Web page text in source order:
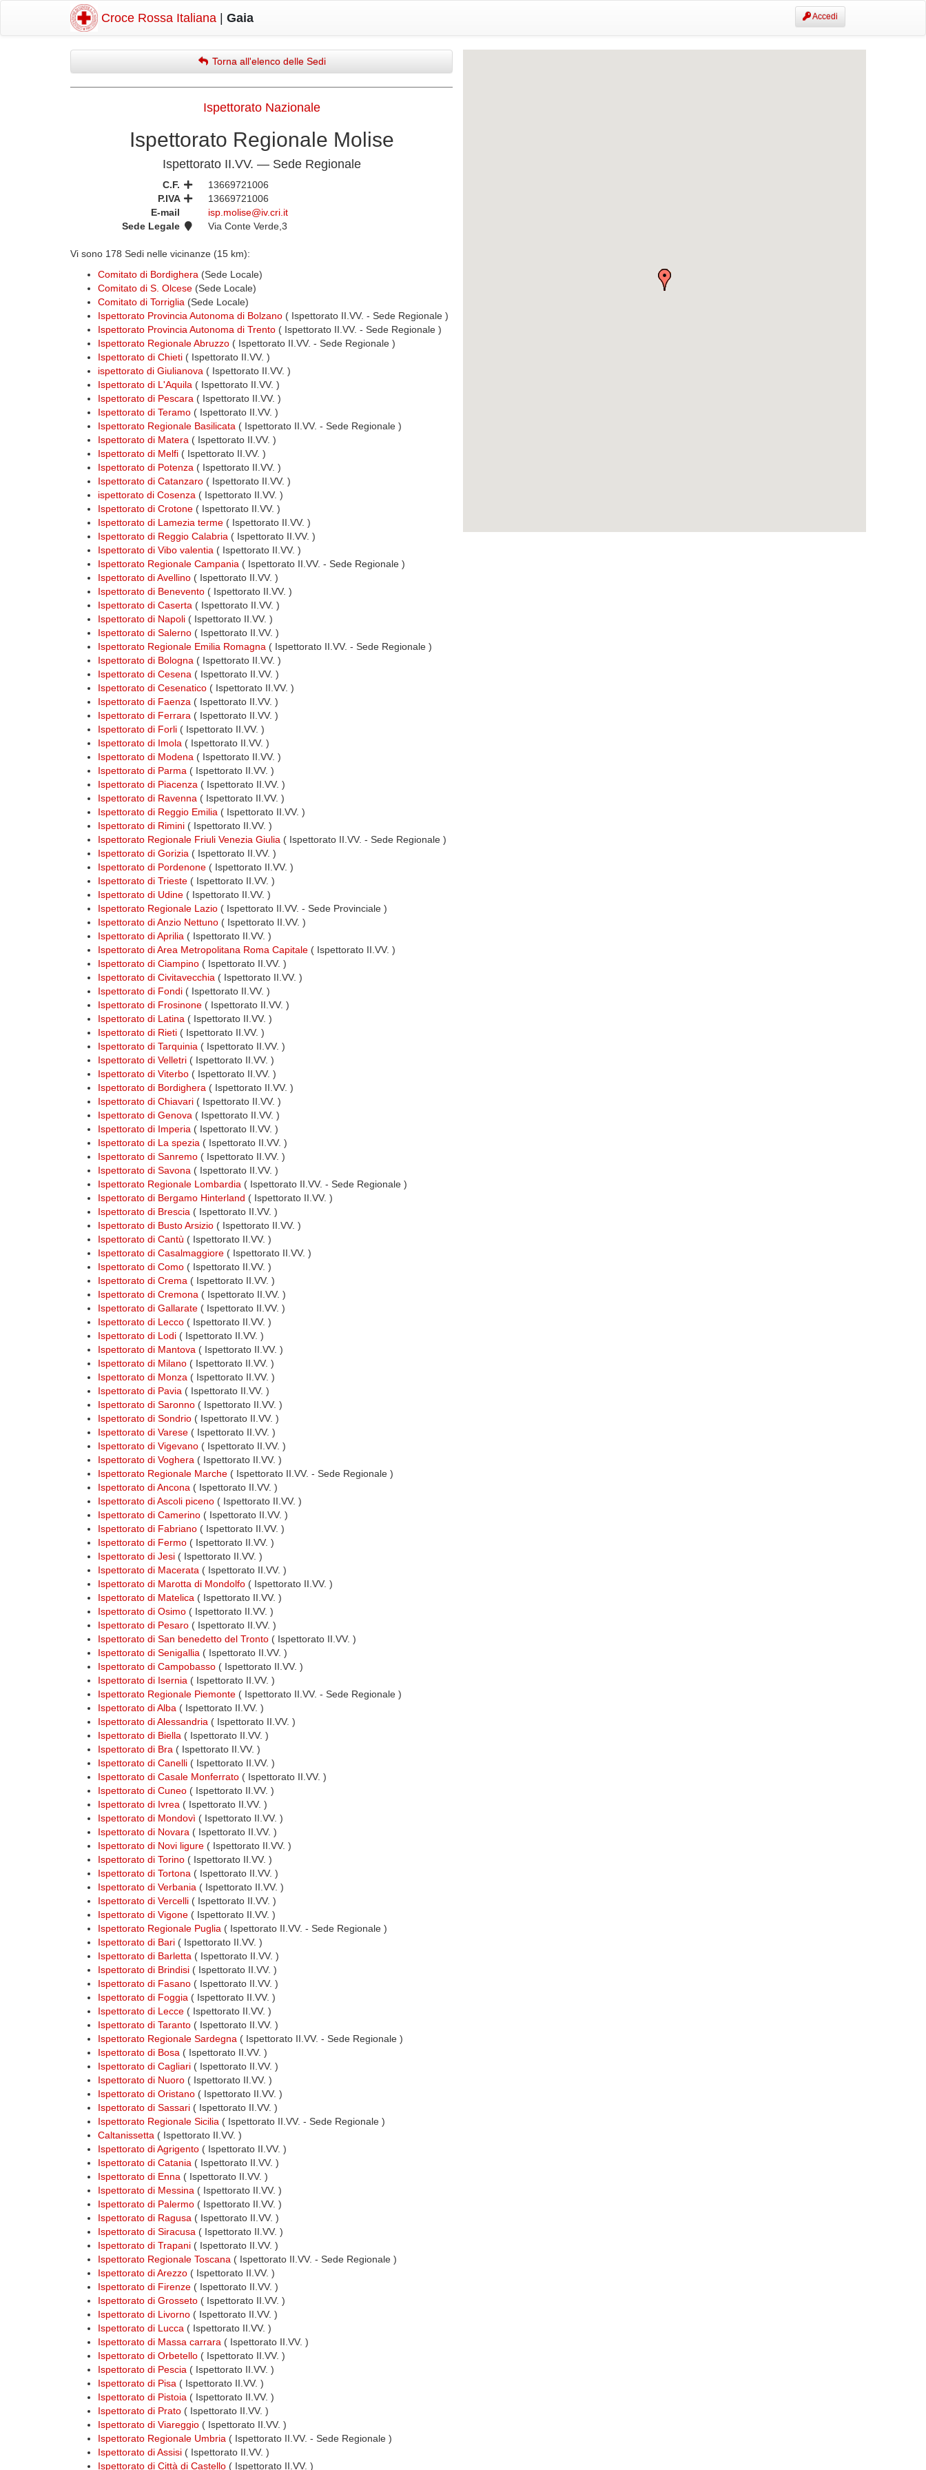
Croce Rossa Italiana Gaia Accedi
Torna all'elenco delle Sedi
Ispettorato Nazionale
Ispettorato Regionale Molise
Ispettorato II.VV. — Sede Regionale
C.F.
13669721006
P.IVA
13669721006
E-mail
isp.molise@iv.cri.it
Sede Legale
Via Conte Verde,3
Vi sono 178 Sedi nelle vicinanze (15 km):
Comitato di Bordighera (Sede Locale)
Comitato di S. Olcese (Sede Locale)
Comitato di Torriglia (Sede Locale)
Ispettorato Provincia Autonoma di Bolzano ( Ispettorato II.VV. - Sede Regionale )
Ispettorato Provincia Autonoma di Trento ( Ispettorato II.VV. - Sede Regionale )
Ispettorato Regionale Abruzzo ( Ispettorato II.VV. - Sede Regionale )
Ispettorato di Chieti ( Ispettorato II.VV. )
ispettorato di Giulianova ( Ispettorato II.VV. )
Ispettorato di L'Aquila ( Ispettorato II.VV. )
Ispettorato di Pescara ( Ispettorato II.VV. )
Ispettorato di Teramo ( Ispettorato II.VV. )
Ispettorato Regionale Basilicata ( Ispettorato II.VV. - Sede Regionale )
Ispettorato di Matera ( Ispettorato II.VV. )
Ispettorato di Melfi ( Ispettorato II.VV. )
Ispettorato di Potenza ( Ispettorato II.VV. )
Ispettorato di Catanzaro ( Ispettorato II.VV. )
ispettorato di Cosenza ( Ispettorato II.VV. )
Ispettorato di Crotone ( Ispettorato II.VV. )
Ispettorato di Lamezia terme ( Ispettorato II.VV. )
Ispettorato di Reggio Calabria ( Ispettorato II.VV. )
Ispettorato di Vibo valentia ( Ispettorato II.VV. )
Ispettorato Regionale Campania ( Ispettorato II.VV. - Sede Regionale )
Ispettorato di Avellino ( Ispettorato II.VV. )
Ispettorato di Benevento ( Ispettorato II.VV. )
Ispettorato di Caserta ( Ispettorato II.VV. )
Ispettorato di Napoli ( Ispettorato II.VV. )
Ispettorato di Salerno ( Ispettorato II.VV. )
Ispettorato Regionale Emilia Romagna ( Ispettorato II.VV. - Sede Regionale )
Ispettorato di Bologna ( Ispettorato II.VV. )
Ispettorato di Cesena ( Ispettorato II.VV. )
Ispettorato di Cesenatico ( Ispettorato II.VV. )
Ispettorato di Faenza ( Ispettorato II.VV. )
Ispettorato di Ferrara ( Ispettorato II.VV. )
Ispettorato di Forli ( Ispettorato II.VV. )
Ispettorato di Imola ( Ispettorato II.VV. )
Ispettorato di Modena ( Ispettorato II.VV. )
Ispettorato di Parma ( Ispettorato II.VV. )
Ispettorato di Piacenza ( Ispettorato II.VV. )
Ispettorato di Ravenna ( Ispettorato II.VV. )
Ispettorato di Reggio Emilia ( Ispettorato II.VV. )
Ispettorato di Rimini ( Ispettorato II.VV. )
Ispettorato Regionale Friuli Venezia Giulia ( Ispettorato II.VV. - Sede Regionale )
Ispettorato di Gorizia ( Ispettorato II.VV. )
Ispettorato di Pordenone ( Ispettorato II.VV. )
Ispettorato di Trieste ( Ispettorato II.VV. )
Ispettorato di Udine ( Ispettorato II.VV. )
Ispettorato Regionale Lazio ( Ispettorato II.VV. - Sede Provinciale )
Ispettorato di Anzio Nettuno ( Ispettorato II.VV. )
Ispettorato di Aprilia ( Ispettorato II.VV. )
Ispettorato di Area Metropolitana Roma Capitale ( Ispettorato II.VV. )
Ispettorato di Ciampino ( Ispettorato II.VV. )
Ispettorato di Civitavecchia ( Ispettorato II.VV. )
Ispettorato di Fondi ( Ispettorato II.VV. )
Ispettorato di Frosinone ( Ispettorato II.VV. )
Ispettorato di Latina ( Ispettorato II.VV. )
Ispettorato di Rieti ( Ispettorato II.VV. )
Ispettorato di Tarquinia ( Ispettorato II.VV. )
Ispettorato di Velletri ( Ispettorato II.VV. )
Ispettorato di Viterbo ( Ispettorato II.VV. )
Ispettorato di Bordighera ( Ispettorato II.VV. )
Ispettorato di Chiavari ( Ispettorato II.VV. )
Ispettorato di Genova ( Ispettorato II.VV. )
Ispettorato di Imperia ( Ispettorato II.VV. )
Ispettorato di La spezia ( Ispettorato II.VV. )
Ispettorato di Sanremo ( Ispettorato II.VV. )
Ispettorato di Savona ( Ispettorato II.VV. )
Ispettorato Regionale Lombardia ( Ispettorato II.VV. - Sede Regionale )
Ispettorato di Bergamo Hinterland ( Ispettorato II.VV. )
Ispettorato di Brescia ( Ispettorato II.VV. )
Ispettorato di Busto Arsizio ( Ispettorato II.VV. )
Ispettorato di Cantù ( Ispettorato II.VV. )
Ispettorato di Casalmaggiore ( Ispettorato II.VV. )
Ispettorato di Como ( Ispettorato II.VV. )
Ispettorato di Crema ( Ispettorato II.VV. )
Ispettorato di Cremona ( Ispettorato II.VV. )
Ispettorato di Gallarate ( Ispettorato II.VV. )
Ispettorato di Lecco ( Ispettorato II.VV. )
Ispettorato di Lodi ( Ispettorato II.VV. )
Ispettorato di Mantova ( Ispettorato II.VV. )
Ispettorato di Milano ( Ispettorato II.VV. )
Ispettorato di Monza ( Ispettorato II.VV. )
Ispettorato di Pavia ( Ispettorato II.VV. )
Ispettorato di Saronno ( Ispettorato II.VV. )
Ispettorato di Sondrio ( Ispettorato II.VV. )
Ispettorato di Varese ( Ispettorato II.VV. )
Ispettorato di Vigevano ( Ispettorato II.VV. )
Ispettorato di Voghera ( Ispettorato II.VV. )
Ispettorato Regionale Marche ( Ispettorato II.VV. - Sede Regionale )
Ispettorato di Ancona ( Ispettorato II.VV. )
Ispettorato di Ascoli piceno ( Ispettorato II.VV. )
Ispettorato di Camerino ( Ispettorato II.VV. )
Ispettorato di Fabriano ( Ispettorato II.VV. )
Ispettorato di Fermo ( Ispettorato II.VV. )
Ispettorato di Jesi ( Ispettorato II.VV. )
Ispettorato di Macerata ( Ispettorato II.VV. )
Ispettorato di Marotta di Mondolfo ( Ispettorato II.VV. )
Ispettorato di Matelica ( Ispettorato II.VV. )
Ispettorato di Osimo ( Ispettorato II.VV. )
Ispettorato di Pesaro ( Ispettorato II.VV. )
Ispettorato di San benedetto del Tronto ( Ispettorato II.VV. )
Ispettorato di Senigallia ( Ispettorato II.VV. )
Ispettorato di Campobasso ( Ispettorato II.VV. )
Ispettorato di Isernia ( Ispettorato II.VV. )
Ispettorato Regionale Piemonte ( Ispettorato II.VV. - Sede Regionale )
Ispettorato di Alba ( Ispettorato II.VV. )
Ispettorato di Alessandria ( Ispettorato II.VV. )
Ispettorato di Biella ( Ispettorato II.VV. )
Ispettorato di Bra ( Ispettorato II.VV. )
Ispettorato di Canelli ( Ispettorato II.VV. )
Ispettorato di Casale Monferrato ( Ispettorato II.VV. )
Ispettorato di Cuneo ( Ispettorato II.VV. )
Ispettorato di Ivrea ( Ispettorato II.VV. )
Ispettorato di Mondovì ( Ispettorato II.VV. )
Ispettorato di Novara ( Ispettorato II.VV. )
Ispettorato di Novi ligure ( Ispettorato II.VV. )
Ispettorato di Torino ( Ispettorato II.VV. )
Ispettorato di Tortona ( Ispettorato II.VV. )
Ispettorato di Verbania ( Ispettorato II.VV. )
Ispettorato di Vercelli ( Ispettorato II.VV. )
Ispettorato di Vigone ( Ispettorato II.VV. )
Ispettorato Regionale Puglia ( Ispettorato II.VV. - Sede Regionale )
Ispettorato di Bari ( Ispettorato II.VV. )
Ispettorato di Barletta ( Ispettorato II.VV. )
Ispettorato di Brindisi ( Ispettorato II.VV. )
Ispettorato di Fasano ( Ispettorato II.VV. )
Ispettorato di Foggia ( Ispettorato II.VV. )
Ispettorato di Lecce ( Ispettorato II.VV. )
Ispettorato di Taranto ( Ispettorato II.VV. )
Ispettorato Regionale Sardegna ( Ispettorato II.VV. - Sede Regionale )
Ispettorato di Bosa ( Ispettorato II.VV. )
Ispettorato di Cagliari ( Ispettorato II.VV. )
Ispettorato di Nuoro ( Ispettorato II.VV. )
Ispettorato di Oristano ( Ispettorato II.VV. )
Ispettorato di Sassari ( Ispettorato II.VV. )
Ispettorato Regionale Sicilia ( Ispettorato II.VV. - Sede Regionale )
Caltanissetta ( Ispettorato II.VV. )
Ispettorato di Agrigento ( Ispettorato II.VV. )
Ispettorato di Catania ( Ispettorato II.VV. )
Ispettorato di Enna ( Ispettorato II.VV. )
Ispettorato di Messina ( Ispettorato II.VV. )
Ispettorato di Palermo ( Ispettorato II.VV. )
Ispettorato di Ragusa ( Ispettorato II.VV. )
Ispettorato di Siracusa ( Ispettorato II.VV. )
Ispettorato di Trapani ( Ispettorato II.VV. )
Ispettorato Regionale Toscana ( Ispettorato II.VV. - Sede Regionale )
Ispettorato di Arezzo ( Ispettorato II.VV. )
Ispettorato di Firenze ( Ispettorato II.VV. )
Ispettorato di Grosseto ( Ispettorato II.VV. )
Ispettorato di Livorno ( Ispettorato II.VV. )
Ispettorato di Lucca ( Ispettorato II.VV. )
Ispettorato di Massa carrara ( Ispettorato II.VV. )
Ispettorato di Orbetello ( Ispettorato II.VV. )
Ispettorato di Pescia ( Ispettorato II.VV. )
Ispettorato di Pisa ( Ispettorato II.VV. )
Ispettorato di Pistoia ( Ispettorato II.VV. )
Ispettorato di Prato ( Ispettorato II.VV. )
Ispettorato di Viareggio ( Ispettorato II.VV. )
Ispettorato Regionale Umbria ( Ispettorato II.VV. - Sede Regionale )
Ispettorato di Assisi ( Ispettorato II.VV. )
Ispettorato di Città di Castello ( Ispettorato II.VV. )